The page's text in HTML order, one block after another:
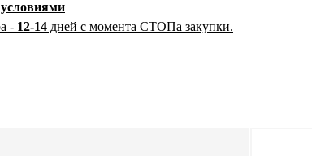
- 12-14 дней с момента СТОПа закупки.